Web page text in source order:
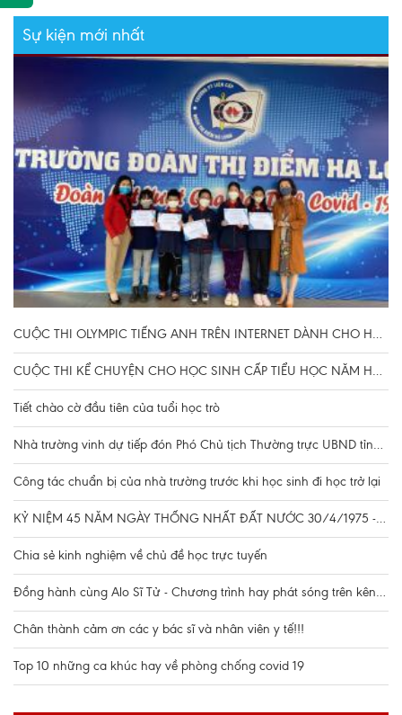
Sự kiện mới nhất
CUỘC THI OLYMPIC TIẾNG ANH TRÊN INTERNET DÀNH CHO HỌC SINH PHỔ THÔNG NĂM HỌC 2021-2022
CUỘC THI KỂ CHUYỆN CHO HỌC SINH CẤP TIỂU HỌC NĂM HỌC 2021-2022
Tiết chào cờ đầu tiên của tuổi học trò
Nhà trường vinh dự tiếp đón Phó Chủ tịch Thường trực UBND tỉnh Đặng Huy Hậu kiểm tra công tác chuẩn bị cho học sinh đi học trở lại
Công tác chuẩn bị của nhà trường trước khi học sinh đi học trở lại
KỶ NIỆM 45 NĂM NGÀY THỐNG NHẤT ĐẤT NƯỚC 30/4/1975 - 30/4/2020
Chia sẻ kinh nghiệm về chủ đề học trực tuyến
Đồng hành cùng Alo Sĩ Tử - Chương trình hay phát sóng trên kênh truyền hình VTV7
Chân thành cảm ơn các y bác sĩ và nhân viên y tế!!!
Top 10 những ca khúc hay về phòng chống covid 19